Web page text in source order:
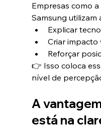
Empresas como a
Samsung utilizam
Explicar
Criar impacto
Reforçar
👉 Isso coloca
nível de
A
está na